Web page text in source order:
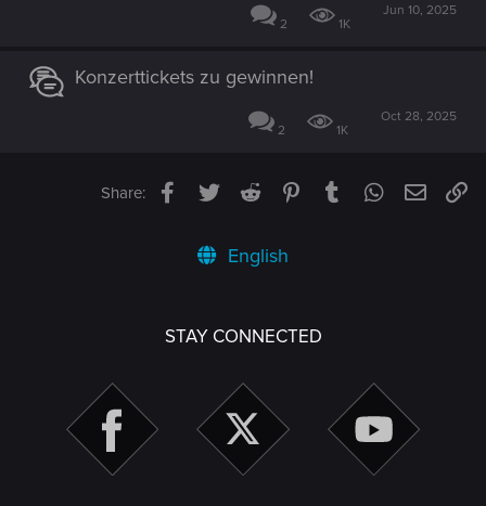
2 1K
Jun 10, 2025
Konzerttickets zu gewinnen!
2 1K
Oct 28, 2025
Share: Facebook
TwitterReddit PinterestTumblrWhatsApp
Email
English
STAY CONNECTED